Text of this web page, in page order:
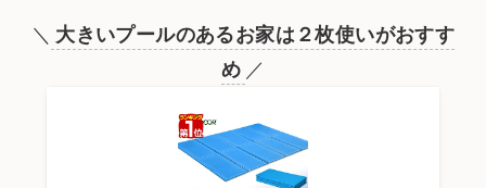
＼ 大きいプールのあるお家は２枚使いがおすす
め ／